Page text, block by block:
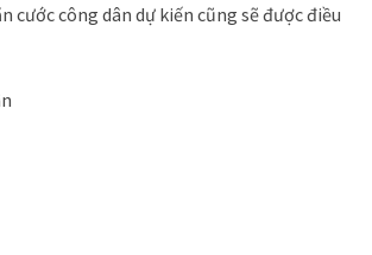
công dân dự kiến cũng sẽ được điều